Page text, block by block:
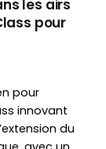
les airs
pour
pour
innovant
du